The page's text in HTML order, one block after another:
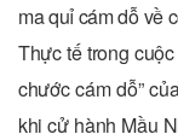
ma quỉ cám dỗ về
Thực tế trong
chước cám dỗ”
khi cử hành Mầu